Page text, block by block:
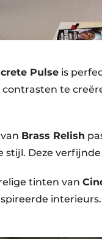
Pulse is
contrasten te
Brass Relish
stijl. Deze
tinten van